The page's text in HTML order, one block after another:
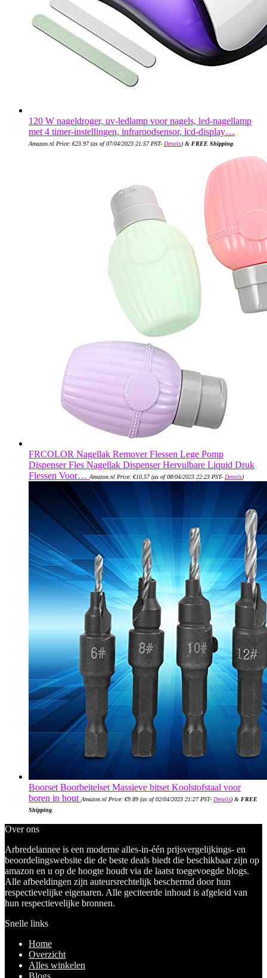
120 W nageldroger, uv-ledlamp voor nagels, led-nagellamp
met 4 timer-instellingen, infraroodsensor, lcd-display…
Amazon.nl Price: €23.97(as of 07/04/2023 21:57 PST- Details) & FREE Shipping
FRCOLOR Nagellak Remover Flessen Lege Pomp
Dispenser Fles Nagellak Dispenser Hervulbare Liquid Druk
Flessen Voor… Amazon.nl Price: €10.57(as of 08/04/2023 22:23 PST- Details)
Boorset Boorbeitelset Massieve bitset Koolstofstaal voor
boren in hout Amazon.nl Price: €9.89 (as of 02/04/2023 21:27 PST- Details) & FREE
Shipping
Over ons
Arbredelannee is een moderne alles-in-één prijsvergelijkings- en
beoordelingswebsite die de beste deals biedt die beschikbaar zijn op
amazon en u op de hoogte houdt via de laatst toegevoegde blogs.
Alle afbeeldingen zijn auteursrechtelijk beschermd door hun
respectievelijke eigenaren. Alle geciteerde inhoud is afgeleid van
hun respectievelijke bronnen.
Snelle links
Home
Overzicht
Alles winkelen
Blogs